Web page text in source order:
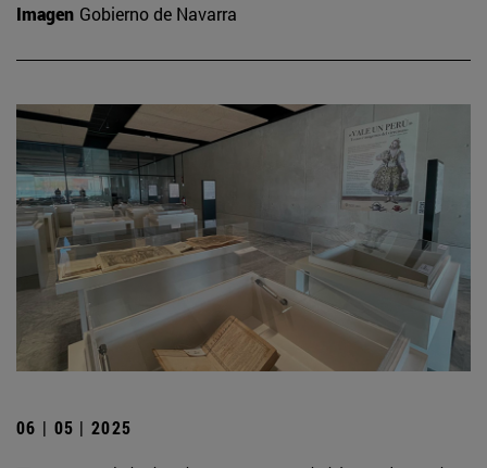
Imagen Gobierno de Navarra
06 | 05 | 2025